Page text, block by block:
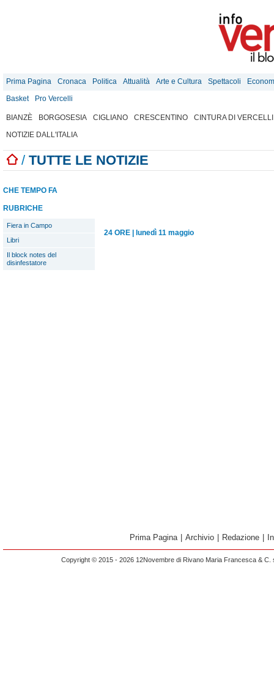
Prima Pagina Cronaca Politica Attualità Arte e Cultura Spettacoli
Basket
Pro Vercelli
BIANZÈ BORGOSESIA CIGLIANO CRESCENTINO
CINTURA DI VERCELLI
NOTIZIE DALL'ITALIA
/ TUTTE LE NOTIZIE
CHE TEMPO FA
RUBRICHE
Fiera in Campo
Libri
Il block notes del
disinfestatore
24 ORE lunedì 11 maggio
Prima Pagina Archivio Redazione
Copyright © 2015 - 2026 12Novembre di Rivano Maria Francesca &